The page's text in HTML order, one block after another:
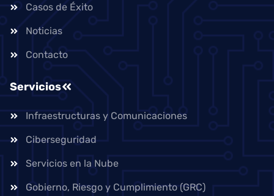
Casos de Éxito
Noticias
Contacto
Servicios
Infraestructuras y Comunicaciones
Ciberseguridad
Servicios en la Nube
Gobierno, Riesgo y Cumplimiento (GRC)